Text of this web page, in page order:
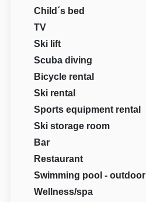
Child´s bed
TV
Ski lift
Scuba diving
Bicycle rental
Ski rental
Sports equipment rental
Ski storage room
Bar
Restaurant
Swimming pool - outdoor
Wellness/spa